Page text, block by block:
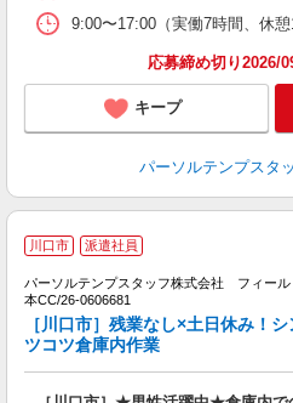
9:00〜17:00（実働7時間、休
応募締め切り2026/
キープ
パーソルテンプスタ
川口市 派遣社員
パーソルテンプスタッフ株式会社 フィール
本CC/26-0606681
［川口市］残業なし×土日休み！
ツコツ倉庫内作業